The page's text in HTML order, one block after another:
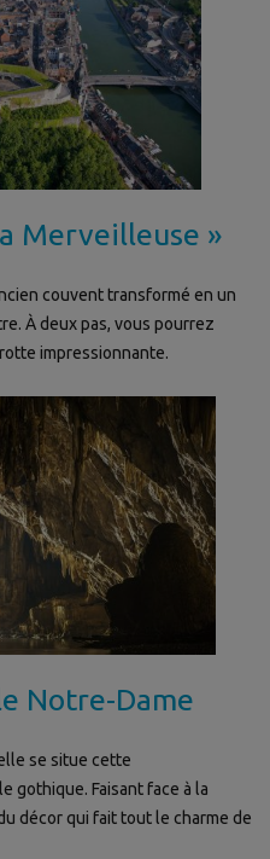
Merveilleuse »
couvent transformé en un
À deux pas, vous pourrez
impressionnante.
Notre-Dame
se situe cette
gothique. Faisant face à la
décor qui fait tout le charme de